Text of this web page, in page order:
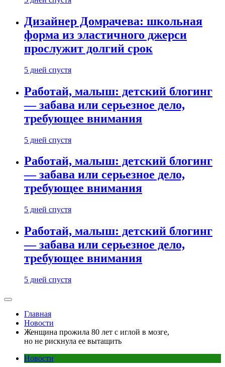
Дизайнер Домрачева: школьная
форма из эластичного джерси
прослужит долгий срок
5 дней спустя
Работай, малыш: детский блогинг
— забава или серьезное дело,
требующее внимания
5 дней спустя
Работай, малыш: детский блогинг
— забава или серьезное дело,
требующее внимания
5 дней спустя
Работай, малыш: детский блогинг
— забава или серьезное дело,
требующее внимания
5 дней спустя
Главная
Новости
Женщина прожила 80 лет с иглой в мозге,
но не рискнула ее вытащить
Новости